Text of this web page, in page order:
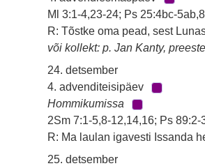
Ml 3:1-4,23-24; Ps 25:4bc-
R: Tõstke oma pead, sest
või kollekt: p. Jan Kanty,
24. detsember
4. advenditeisipäev
Hommikumissa
2Sm 7:1-5,8-12,14,16; Ps
R: Ma laulan igavesti Issanda
25. detsember